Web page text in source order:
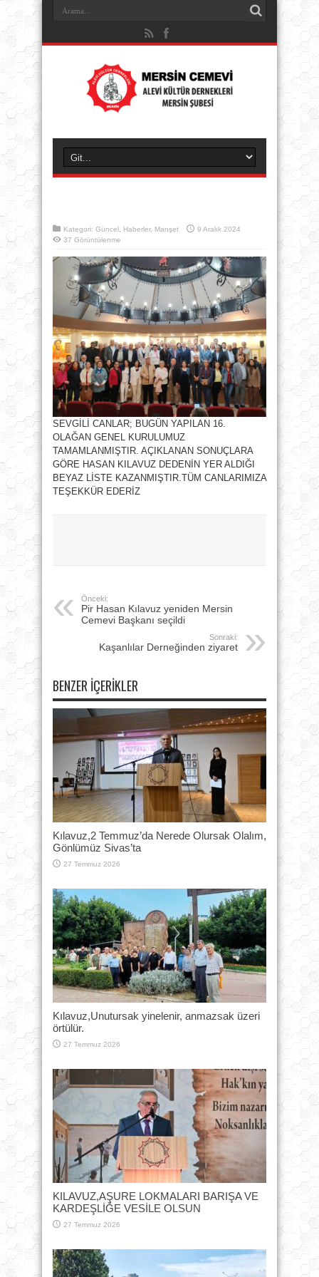
Kategori: Güncel Haberler, Manşet
9 Aralık 2024
37 Görüntülenme
SEVGİLİ CANLAR; BUGÜN YAPILAN 16.
OLAĞAN GENEL KURULUMUZ
TAMAMLANMIŞTIR. AÇIKLANAN SONUÇLARA
GÖRE HASAN KILAVUZ DEDENİN YER ALDIĞI
BEYAZ LİSTE KAZANMIŞTIR.TÜM CANLARIMIZA
TEŞEKKÜR EDERİZ
Önceki:
Pir Hasan Kılavuz yeniden Mersin
Cemevi Başkanı seçildi
Sonraki:
Kaşanlılar Derneğinden ziyaret
BENZER İÇERIKLER
Kılavuz,2 Temmuz’da Nerede Olursak Olalım,
Gönlümüz Sivas’ta
27 Temmuz 2026
Kılavuz,Unutursak yinelenir, anmazsak üzeri
örtülür.
27 Temmuz 2026
KILAVUZ,AŞURE LOKMALARI BARIŞA VE
KARDEŞLİĞE VESİLE OLSUN
27 Temmuz 2026